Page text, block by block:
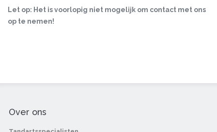
Let op: Het is voorlopig niet mogelijk om contact met ons
op te nemen!
Over ons